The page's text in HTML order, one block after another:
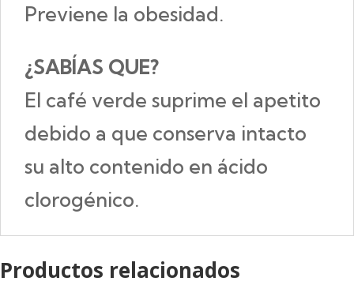
Previene la obesidad.
¿SABÍAS QUE?
El café verde suprime el apetito
debido a que conserva intacto
su alto contenido en ácido
clorogénico.
Productos relacionados